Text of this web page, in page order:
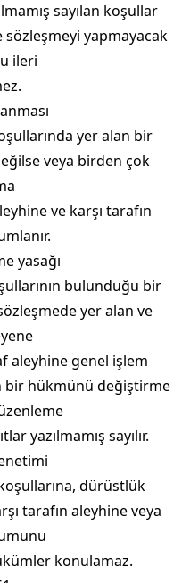
sayılan koşullar
yapmayacak
ileri
yer alan bir
veya birden çok
ve karşı tarafın
yasağı
bulunduğu bir
yer alan ve
aleyhine genel işlem
bir hükmünü değiştirme
yazılmamış sayılır.
dürüstlük
tarafın aleyhine veya
konulamaz.